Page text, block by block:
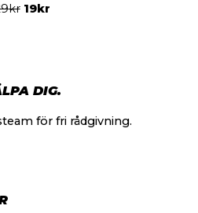
kr 19kr
DIG.
för fri rådgivning.